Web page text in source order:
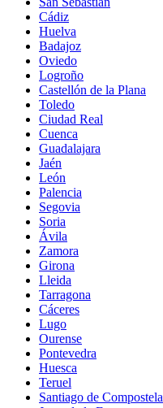
Cádiz
Huelva
Badajoz
Oviedo
Logroño
Castellón de la Plana
Toledo
Ciudad Real
Cuenca
Guadalajara
Jaén
León
Palencia
Segovia
Soria
Ávila
Zamora
Girona
Lleida
Tarragona
Cáceres
Lugo
Ourense
Pontevedra
Huesca
Teruel
Santiago de Compostela